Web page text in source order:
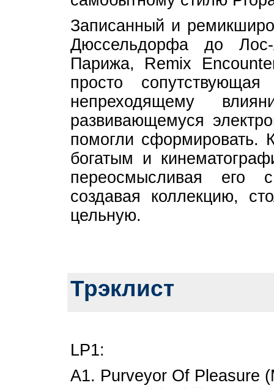
Записанный и
Дюссельдорфа до
Парижа, Remix
просто
непреходящему
развивающемуся
помогли сформировать.
богатым и
переосмысливая его
создавая коллекцию,
цельную.
Трэклист
LP1:
A1. Purveyor Of Pleasure